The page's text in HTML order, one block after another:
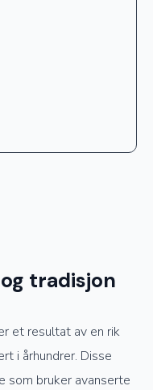
tradisjon
et resultat av en rik
i århundrer. Disse
som bruker avanserte